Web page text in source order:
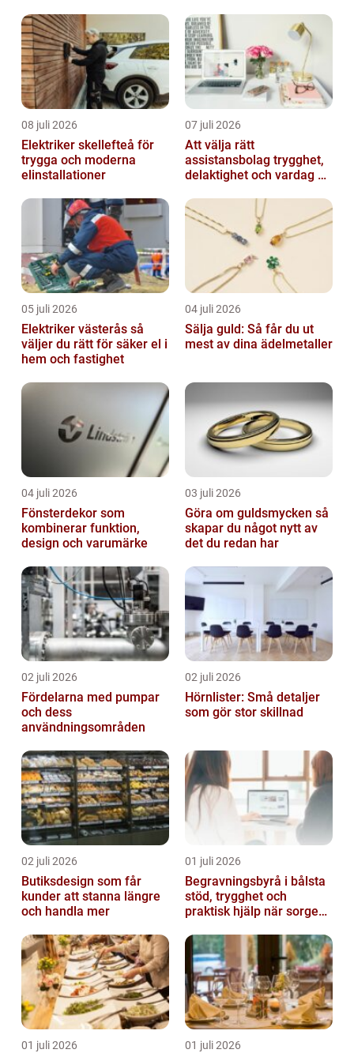
08 juli 2026
Elektriker skellefteå för
trygga och moderna
elinstallationer
07 juli 2026
Att välja rätt
assistansbolag trygghet,
delaktighet och vardag på
05 juli 2026
Elektriker västerås så
väljer du rätt för säker el i
hem och fastighet
04 juli 2026
Sälja guld: Så får du ut
mest av dina ädelmetaller
04 juli 2026
Fönsterdekor som
kombinerar funktion,
design och varumärke
03 juli 2026
Göra om guldsmycken så
skapar du något nytt av
det du redan har
02 juli 2026
Fördelarna med pumpar
och dess
användningsområden
02 juli 2026
Hörnlister: Små detaljer
som gör stor skillnad
02 juli 2026
Butiksdesign som får
kunder att stanna längre
och handla mer
01 juli 2026
Begravningsbyrå i bålsta
stöd, trygghet och
praktisk hjälp när sorgen
01 juli 2026 01 juli 2026